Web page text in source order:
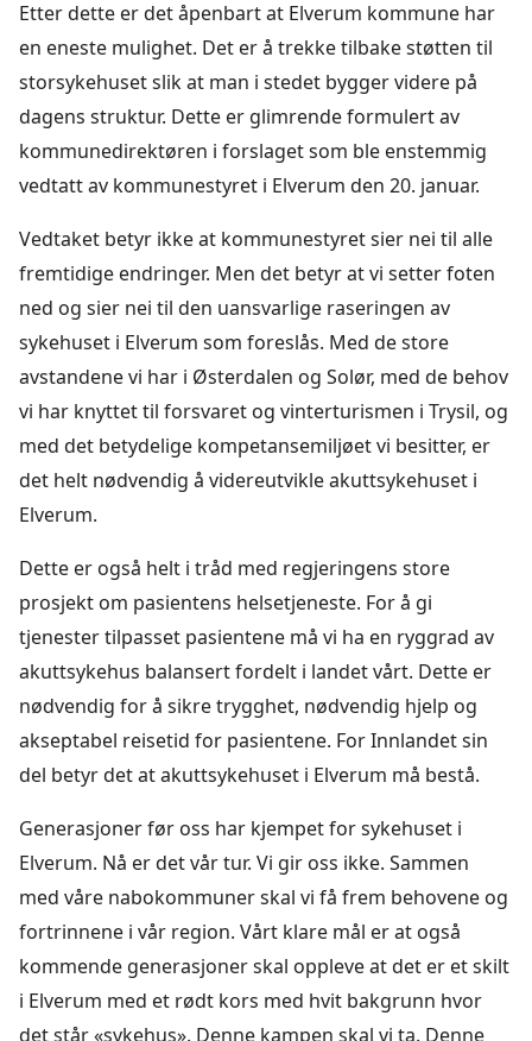
Etter dette er det åpenbart at Elverum kommune har
en eneste mulighet. Det er å trekke tilbake støtten til
storsykehuset slik at man i stedet bygger videre på
dagens struktur. Dette er glimrende formulert av
kommunedirektøren i forslaget som ble enstemmig
vedtatt av kommunestyret i Elverum den 20. januar.
Vedtaket betyr ikke at kommunestyret sier nei til alle
fremtidige endringer. Men det betyr at vi setter foten
ned og sier nei til den uansvarlige raseringen av
sykehuset i Elverum som foreslås. Med de store
avstandene vi har i Østerdalen og Solør, med de behov
vi har knyttet til forsvaret og vinterturismen i Trysil, og
med det betydelige kompetansemiljøet vi besitter, er
det helt nødvendig å videreutvikle akuttsykehuset i
Elverum.
Dette er også helt i tråd med regjeringens store
prosjekt om pasientens helsetjeneste. For å gi
tjenester tilpasset pasientene må vi ha en ryggrad av
akuttsykehus balansert fordelt i landet vårt. Dette er
nødvendig for å sikre trygghet, nødvendig hjelp og
akseptabel reisetid for pasientene. For Innlandet sin
del betyr det at akuttsykehuset i Elverum må bestå.
Generasjoner før oss har kjempet for sykehuset i
Elverum. Nå er det vår tur. Vi gir oss ikke. Sammen
med våre nabokommuner skal vi få frem behovene og
fortrinnene i vår region. Vårt klare mål er at også
kommende generasjoner skal oppleve at det er et skilt
i Elverum med et rødt kors med hvit bakgrunn hvor
det står «sykehus». Denne kampen skal vi ta. Denne